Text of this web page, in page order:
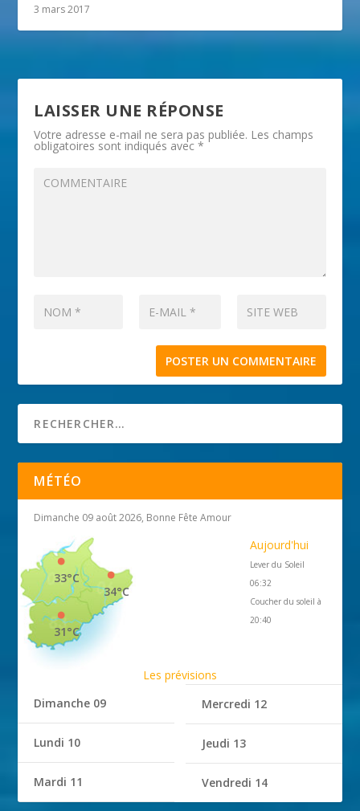
3 mars 2017
LAISSER UNE RÉPONSE
Votre adresse e-mail ne sera pas publiée. Les champs
obligatoires sont indiqués avec*
MÉTÉO
Dimanche 09 août 2026, Bonne Fête Amour
34°C
33°C
31°C
Aujourd'hui
Lever du Soleil
06:32
Coucher du soleil à
20:40
Les prévisions
Dimanche 09
Lundi 10
Mardi 11
Mercredi 12
Jeudi 13
Vendredi 14